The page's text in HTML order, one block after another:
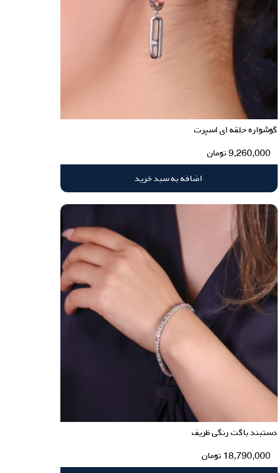
گوشواره حلقه ای اسپرت
9,260,000تومان
اضافه به سبد خرید
دستبند باگت رنگی ظریف
18,790,000 تومان